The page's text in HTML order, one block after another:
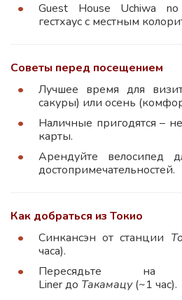
Guest House Uchiwa
гестхаус с местным
Советы перед посещением
Лучшее время для
сакуры) или осень
Наличные пригодятся –
карты.
Арендуйте велосипед
достопримечательностей.
Как добраться из Токио
Синкансэн от станции
часа).
Пересядьте на
Liner до Такамацу(~1 час).